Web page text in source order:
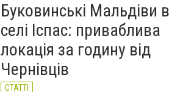
Буковинські Мальдіви в
селі Іспас: приваблива
локація за годину від
Чернівців
СТАТТІ